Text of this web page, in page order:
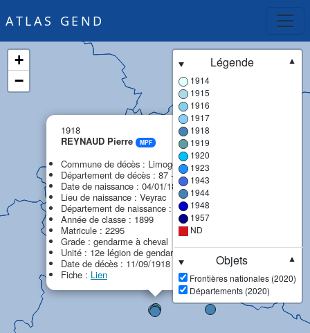
ATLAS GEND
1918
REYNAUD Pierre
MPF
Commune de décès : Limoges
Département de décès : 87 - Haute-Vienne
Date de naissance : 04/01/1879
Lieu de naissance : Veyrac
Département de naissance : 87 - Haute-Vienne
Année de classe : 1899
Matricule : 2295
Grade : gendarme à cheval
Unité : 12e légion de gendarmerie (12e LG)
Date de décès : 11/09/1918
Fiche : Lien
+
−
Légende
▼
1914
1915
1916
1917
1918
1919
1920
1923
1943
1944
1948
1957
ND
Objets
▼
Frontières nationales (2020)
Départements (2020)